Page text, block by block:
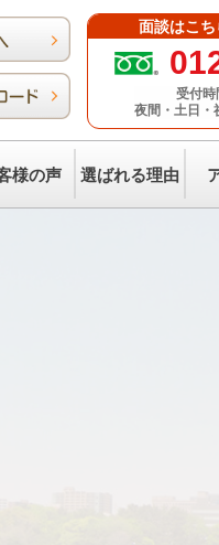
面談はこ
受付時
夜間・土日・
様の声 選ばれる理由